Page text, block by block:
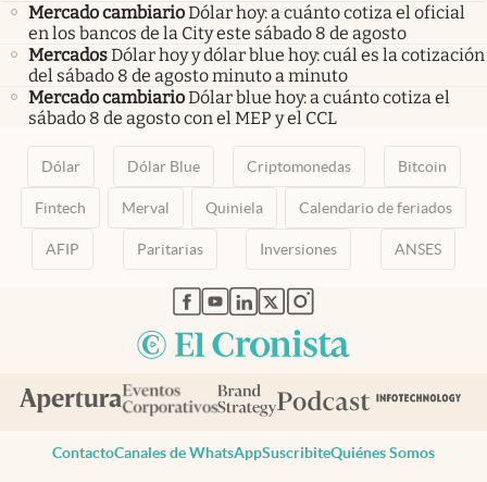
Mercado cambiarioDólar hoy: a cuánto cotiza el oficial
en los bancos de la City este sábado 8 de agosto
MercadosDólar hoy y dólar blue hoy: cuál es la cotización
del sábado 8 de agosto minuto a minuto
Mercado cambiarioDólar blue hoy: a cuánto cotiza el
sábado 8 de agosto con el MEP y el CCL
Dólar Dólar Blue Criptomonedas Bitcoin
Fintech Merval Quiniela Calendario de feriados
AFIP Paritarias Inversiones ANSES
abre en nueva pestaña
abre en nueva pestaña
abre en nueva pestaña
abre en nueva pestaña
abre en nueva pestaña
ContactoCanales de WhatsAppSuscribiteQuiénes Somos